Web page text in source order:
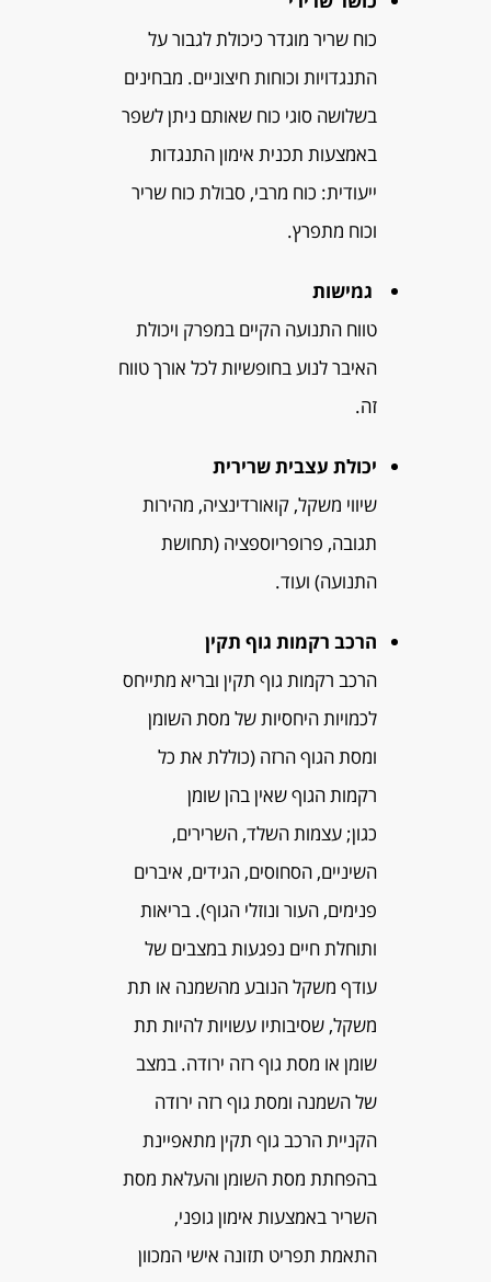
כוח שריר מוגדר כיכולת לגבור על
התנגדויות וכוחות חיצוניים. מבחינים
בשלושה סוגי כוח שאותם ניתן לשפר
באמצעות תכנית אימון התנגדות
ייעודית: כוח מרבי, סבולת כוח שריר
וכוח מתפרץ.
גמישות
טווח התנועה הקיים במפרק ויכולת
האיבר לנוע בחופשיות לכל אורך טווח
זה.
יכולת עצבית שרירית
שיווי משקל, קואורדינציה, מהירות
תגובה, פרופריוספציה (תחושת
התנועה) ועוד.
הרכב רקמות גוף תקין
הרכב רקמות גוף תקין ובריא מתייחס
לכמויות היחסיות של מסת השומן
ומסת הגוף הרזה (כוללת את כל
רקמות הגוף שאין בהן שומן
כגון; עצמות השלד, השרירים,
השיניים, הסחוסים, הגידים, איברים
פנימים, העור ונוזלי הגוף). בריאות
ותוחלת חיים נפגעות במצבים של
עודף משקל הנובע מהשמנה או תת
משקל, שסיבותיו עשויות להיות תת
שומן או מסת גוף רזה ירודה. במצב
של השמנה ומסת גוף רזה ירודה
הקניית הרכב גוף תקין מתאפיינת
בהפחתת מסת השומן והעלאת מסת
השריר באמצעות אימון גופני,
התאמת תפריט תזונה אישי המכוון